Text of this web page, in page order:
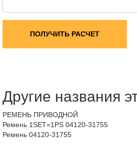
ПОЛУЧИТЬ РАСЧЕТ
Другие названия
РЕМЕНЬ ПРИВОДНОЙ
Ремень 1SET=1PS 04120-31755
Ремень 04120-31755